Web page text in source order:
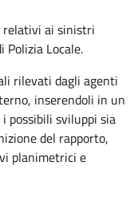
relativi ai sinistri
Locale.
rilevati dagli agenti
inserendoli in un
possibili sviluppi sia
del rapporto,
planimetrici e